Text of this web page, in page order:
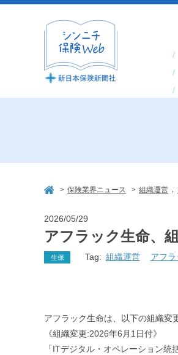
> 保険業界ニュース > 組織運営
2026/05/29
アフラック生命、
生保 Tag: 組織運営 アフ
アフラック生命は、以下の組織変
《組織変更:2026年6月1日付》
「ITデジタル・オペレーション